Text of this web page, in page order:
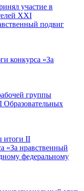
участие в
XXI
подвиг
конкурса «За
группы
итоги II
«За нравственный
федеральному